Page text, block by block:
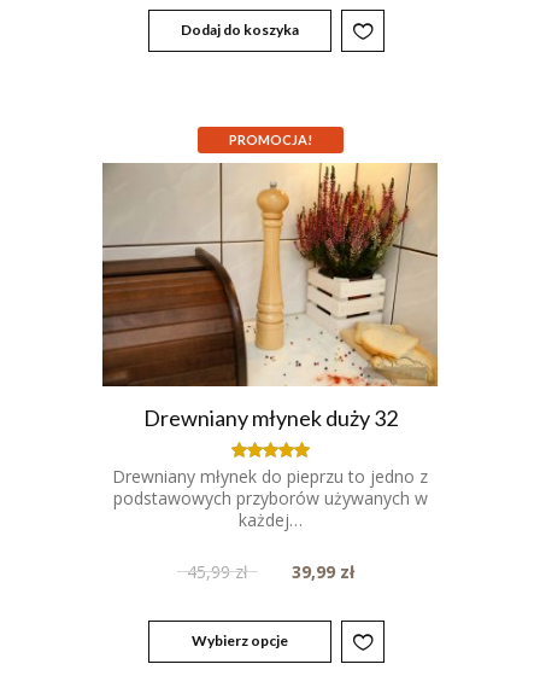
Dodaj do koszyka
PROMOCJA!
Drewniany młynek duży 32
Oceniony
5.00
na 5.
Drewniany młynek do pieprzu to jedno z
podstawowych przyborów używanych w
każdej…
45,99zł 39,99 zł
Wybierz opcje